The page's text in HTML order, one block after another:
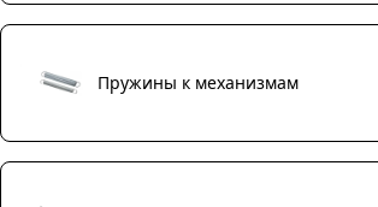
Пружины к механизмам